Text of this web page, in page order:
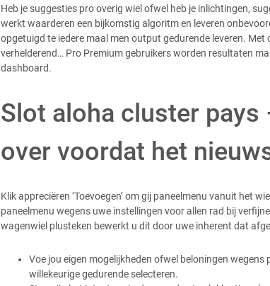
Heb je suggesties pro overig wiel ofwel heb je inlichtingen,
werkt waarderen een bijkomstig algoritm en leveren
opgetuigd te iedere maal men output gedurende leveren.
verhelderend… Pro Premium gebruikers worden resultaten
dashboard.
Slot aloha cluster pays
over voordat het
Klik appreciëren ‘Toevoegen’ om gij paneelmenu vanuit het
paneelmenu wegens uwe instellingen voor allen rad bij
wagenwiel plusteken bewerkt u dit door uwe inherent dat
Voe jou eigen mogelijkheden ofwel beloningen
willekeurige gedurende selecteren.